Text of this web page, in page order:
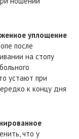
уплощение
после
на стопу
устают при
к концу дня
что у